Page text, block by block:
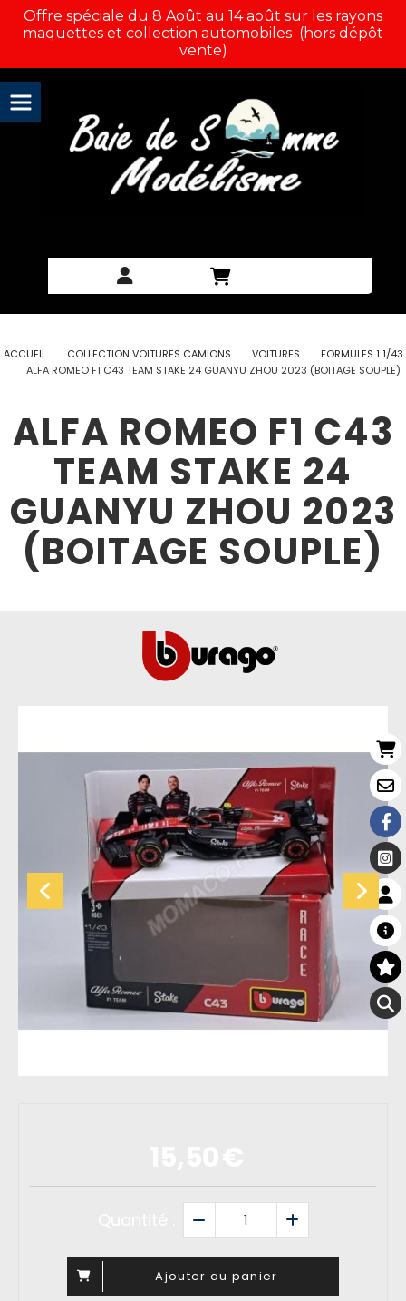
Offre spéciale du 8 Août au 14 août sur les rayons
maquettes et collection automobiles (hors dépôt
vente)
ACCUEIL COLLECTION VOITURES CAMIONS VOITURES
FORMULES 1 1/43
ALFA ROMEO F1 C43 TEAM STAKE 24 GUANYU ZHOU 2023 (BOITAGE SOUPLE)
ALFA ROMEO F1 C43
TEAM STAKE 24
GUANYU ZHOU 2023
(BOITAGE SOUPLE)
Ajouter au panier
Panneau de gestion des cookies